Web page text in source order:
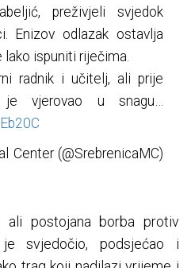
preživjeli svjedok
Enizov odlazak ostavlja
ispuniti riječima.
radnik i učitelj, ali prije
vjerovao u snagu…
Center (@SrebrenicaMC)
postojana borba protiv
je svjedočio, podsjećao i